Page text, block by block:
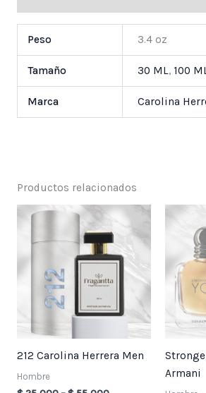
Peso 3.4 oz
Tamaño 30 ML, 100
Marca Carolina
Productos relacionados
212 Carolina Herrera Men
Hombre
Price
$ 25,000
through
$ 55,000
Armani